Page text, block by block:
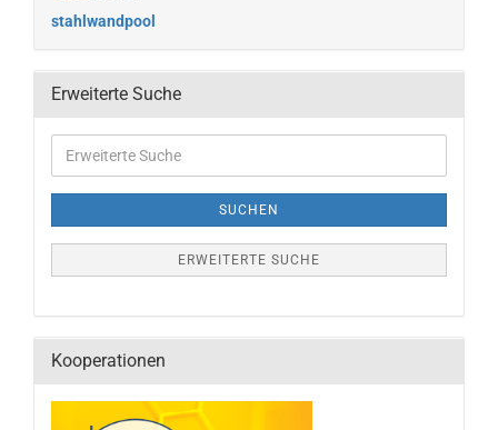
stahlwandpool
Erweiterte Suche
SUCHEN
ERWEITERTE SUCHE
Kooperationen